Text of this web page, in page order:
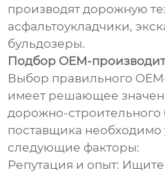
производят дорожную
асфальтоукладчики,
бульдозеры.
Подбор OEM-
Выбор правильного
имеет решающее
дорожно-
поставщика необходимо
следующие факторы:
Репутация и опыт: